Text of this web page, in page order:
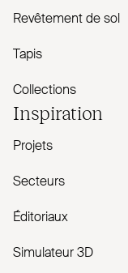
Revêtement de sol
Tapis
Collections
Inspiration
Projets
Secteurs
Éditoriaux
Simulateur 3D